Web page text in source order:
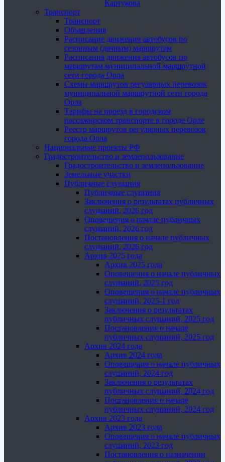
Картукова
Транспорт
Транспорт
Объявления
Расписание движения автобусов по
сезонным (дачным) маршрутам
Расписания движения автобусов по
маршрутам муниципальной маршрутной
сети города Орла
Схемы маршрутов регулярных перевозок
муниципальной маршрутной сети города
Орла
Тарифы на проезд в городском
пассажирском транспорте в городе Орле
Реестр маршрутов регулярных перевозок
города Орла
Национальные проекты РФ
Градостроительство и землепользование
Градостроительство и землепользование
Земельные участки
Публичные слушания
Публичные слушания
Заключения о результатах публичных
слушаний, 2026 год
Оповещения о начале публичных
слушаний, 2026 год
Постановления о начале публичных
слушаний, 2026 год
Архив 2025 года
Архив 2025 года
Оповещения о начале публичных
слушаний, 2025 год
Оповещения о начале публичных
слушаний, 2025-1 год
Заключения о результатах
публичных слушаний, 2025 год
Постановления о начале
публичных слушаний, 2025 год
Архив 2024 года
Архив 2024 года
Оповещения о начале публичных
слушаний, 2024 год
Заключения о результатах
публичных слушаний, 2024 год
Постановления о начале
публичных слушаний, 2024 год
Архив 2023 года
Архив 2023 года
Оповещения о начале публичных
слушаний, 2023 год
Постановления о назначении